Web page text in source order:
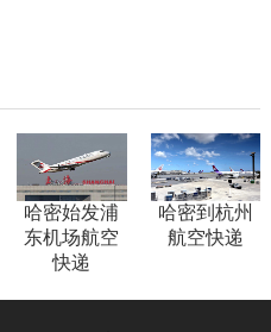
哈密始发浦
东机场航空
快递
哈密到杭州
航空快递